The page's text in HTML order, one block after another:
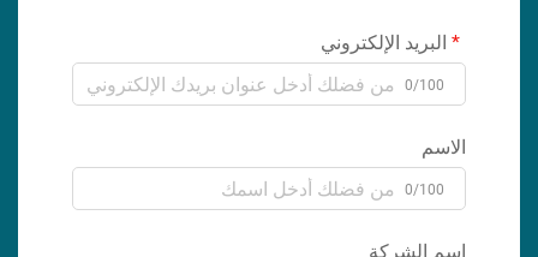
البريد الإلكتروني
0/100
الاسم
0/100
اسم الشركة